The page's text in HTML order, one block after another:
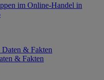
im Online-Handel in
& Fakten
& Fakten